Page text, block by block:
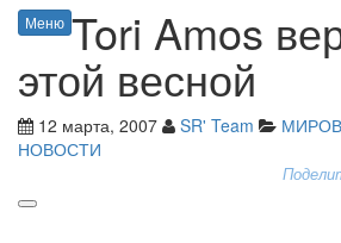
Меню Tori Amos
этой весной
12 марта, 2007 SR' Team
НОВОСТИ